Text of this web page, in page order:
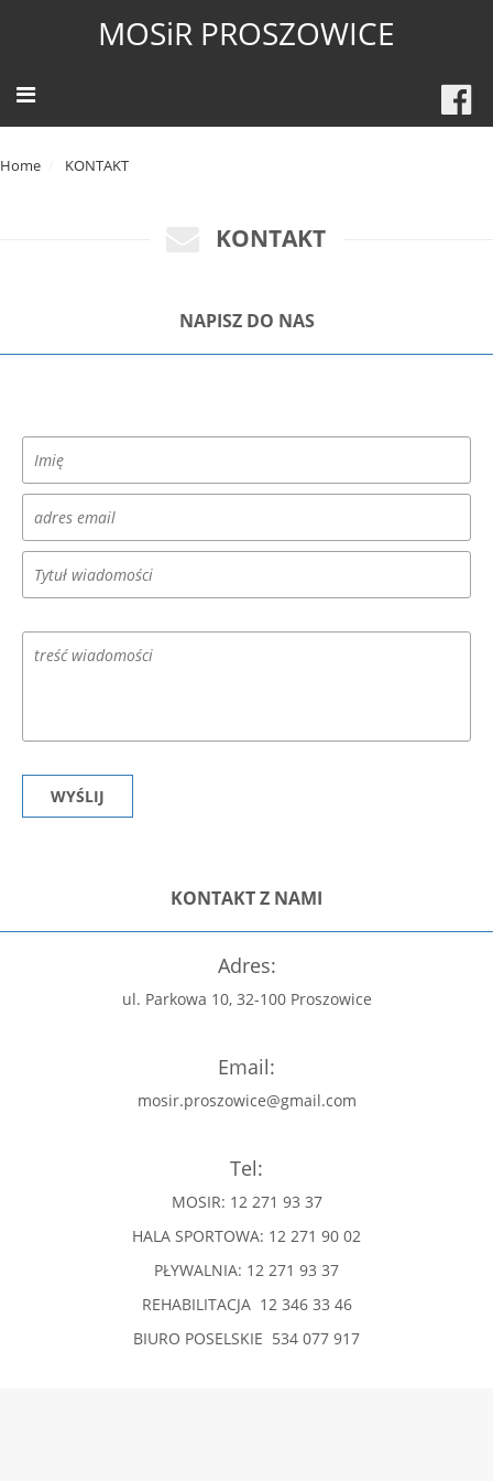
MOSiR PROSZOWICE
Home KONTAKT
KONTAKT
NAPISZ DO NAS
KONTAKT Z NAMI
Adres:
ul. Parkowa 10, 32-100 Proszowice
Email:
mosir.proszowice@gmail.com
Tel:
MOSIR: 12 271 93 37
HALA SPORTOWA: 12 271 90 02
PŁYWALNIA: 12 271 93 37
REHABILITACJA 12 346 33 46
BIURO POSELSKIE 534 077 917